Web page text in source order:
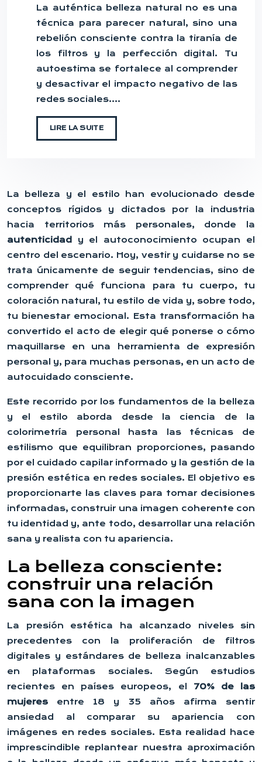
La auténtica belleza natural no es una
técnica para parecer natural, sino una
rebelión consciente contra la tiranía de
los filtros y la perfección digital. Tu
autoestima se fortalece al comprender
y desactivar el impacto negativo de las
redes sociales….
LIRE LA SUITE
La belleza y el estilo han evolucionado desde
conceptos rígidos y dictados por la industria
hacia territorios más personales, donde la
autenticidad
y el autoconocimiento ocupan el
centro del escenario. Hoy, vestir y cuidarse no se
trata únicamente de seguir tendencias, sino de
comprender qué funciona para tu cuerpo, tu
coloración natural, tu estilo de vida y, sobre todo,
tu bienestar emocional. Esta transformación ha
convertido el acto de elegir qué ponerse o cómo
maquillarse en una herramienta de expresión
personal y, para muchas personas, en un acto de
autocuidado consciente.
Este recorrido por los fundamentos de la belleza
y el estilo aborda desde la ciencia de la
colorimetría personal hasta las técnicas de
estilismo que equilibran proporciones, pasando
por el cuidado capilar informado y la gestión de la
presión estética en redes sociales. El objetivo es
proporcionarte las claves para tomar decisiones
informadas, construir una imagen coherente con
tu identidad y, ante todo, desarrollar una relación
sana y realista con tu apariencia.
La belleza consciente:
construir una relación
sana con la imagen
La presión estética ha alcanzado niveles sin
precedentes con la proliferación de filtros
digitales y estándares de belleza inalcanzables
en plataformas sociales. Según estudios
recientes en países europeos, el 70% de las
mujeres entre 18 y 35 años afirma sentir
ansiedad al comparar su apariencia con
imágenes en redes sociales. Esta realidad hace
imprescindible replantear nuestra aproximación